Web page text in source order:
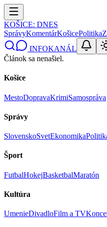
KOŠICE: DNES
SprávyKomentárKošicePolitika
INFOKANÁL
Článok sa nenašiel.
Košice
MestoDopravaKrimiSamospráva
Správy
SlovenskoSvetEkonomika
Šport
FutbalHokejBasketbalMaratón
Kultúra
UmenieDivadloFilm a TV